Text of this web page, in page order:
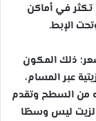
تكثر في أماكن
الإبط.
ذلك المكون
عبر المسام،
من السطح وتقدم
ليس وسطًا